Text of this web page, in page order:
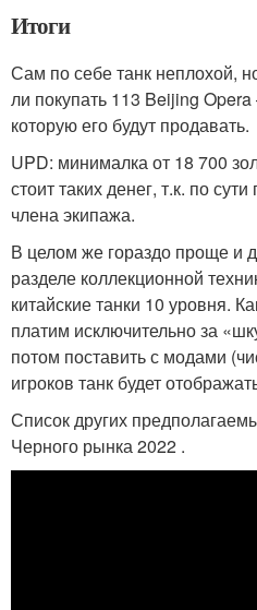
Итоги
Сам по себе танк неплохой,
ли покупать 113 Beijing
которую его будут продавать.
UPD: минималка от 18 700
стоит таких денег, т.к. по
члена экипажа.
В целом же гораздо проще и
разделе коллекционной
китайские танки 10 уровня.
платим исключительно за
потом поставить с модами
игроков танк будет
Список других
Черного рынка 2022 .